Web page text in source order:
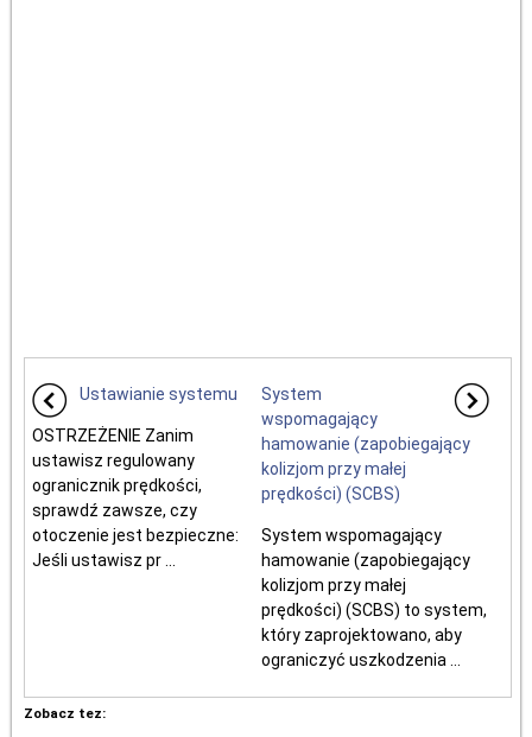
Ustawianie systemu
OSTRZEŻENIE Zanim
ustawisz regulowany
ogranicznik prędkości,
sprawdź zawsze, czy
otoczenie jest bezpieczne:
Jeśli ustawisz pr ...
System
wspomagający
hamowanie (zapobiegający
kolizjom przy małej
prędkości) (SCBS)
System wspomagający
hamowanie (zapobiegający
kolizjom przy małej
prędkości) (SCBS) to system,
który zaprojektowano, aby
ograniczyć uszkodzenia ...
Zobacz tez: